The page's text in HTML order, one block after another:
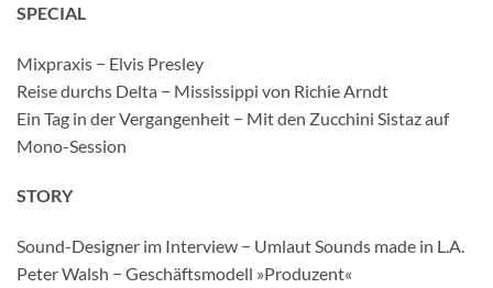
SPECIAL
Mixpraxis − Elvis Presley
Reise durchs Delta − Mississippi von Richie Arndt
Ein Tag in der Vergangenheit − Mit den Zucchini Sistaz auf
Mono-Session
STORY
Sound-Designer im Interview − Umlaut Sounds made in L.A.
Peter Walsh − Geschäftsmodell »Produzent«